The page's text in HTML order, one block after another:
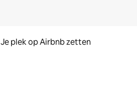
Je plek op Airbnb zetten